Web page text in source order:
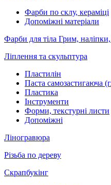
Фарби по склу, кераміці
Допоміжні матеріали
Фарби для тіла Грим,
Ліплення та скульптура
Пластилін
Паста самозастигаюча
Пластика
Інструменти
Форми, текстурні листи
Допоміжні
Ліногравюра
Різьба по дереву
Скрапбукінг